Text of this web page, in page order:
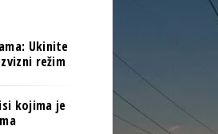
I AI
OSIGURANJE
I AI
REGIONA
Ukinite
režim
kojima je